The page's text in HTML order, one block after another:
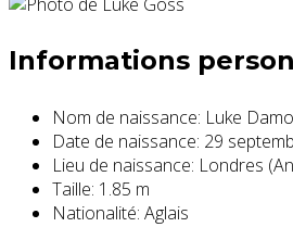
Informations
Nom de naissance: Luke
Date de naissance: 29
Lieu de naissance: Londres
Taille: 1.85 m
Nationalité: Aglais